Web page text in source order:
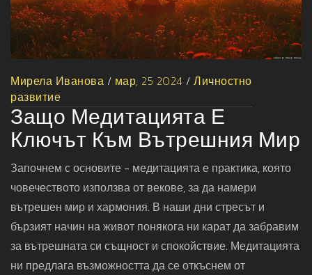
Мирела Иванова / мар, 25 2024 / Личностно
развитие
Защо Медитацията Е
Ключът Към Вътрешния Мир
Започнем с основите - медитацията е практика, която
човечеството използва от векове, за да намери
вътрешен мир и хармония. В наши дни стресът и
бързият начин на живот понякога ни карат да забравим
за вътрешната си същност и спокойствие. Медитацията
ни предлага възможността да се откъснем от